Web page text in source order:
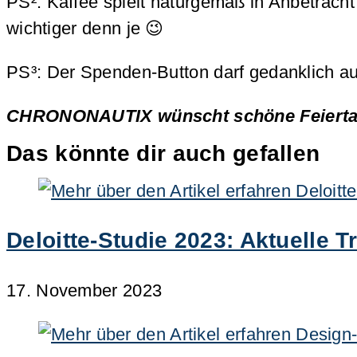
wichtiger denn je 😉
PS³: Der Spenden-Button darf gedanklich
CHRONONAUTIX wünscht schöne
Das könnte dir auch gefallen
Deloitte-Studie 2023: Aktuelle
17. November 2023